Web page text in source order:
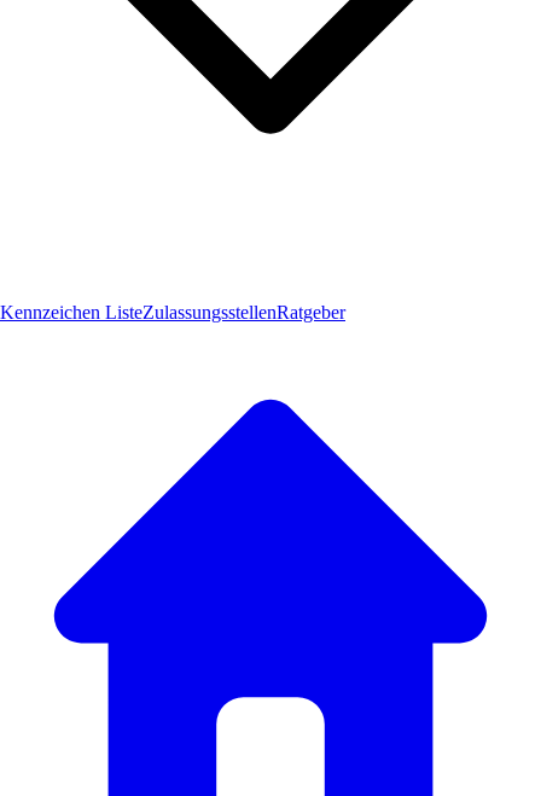
Kennzeichen ListeZulassungsstellenRatgeber